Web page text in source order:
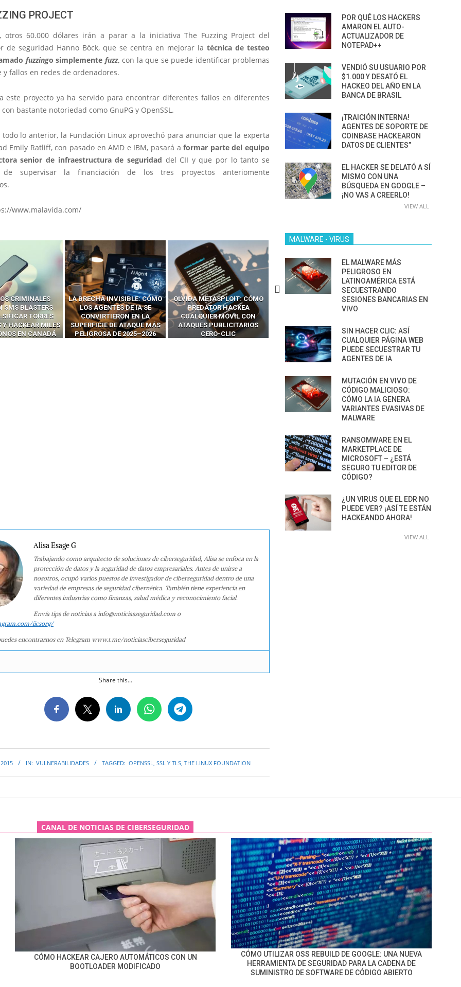
PROJECT
otros 60.000 dólares irán a parar a la iniciativa The Fuzzing Project del
de seguridad Hanno Böck, que se centra en mejorar la técnica de testeo
fuzzingo simplemente fuzz, con la que se puede identificar problemas
y fallos en redes de ordenadores.
este proyecto ya ha servido para encontrar diferentes fallos en diferentes
bastante notoriedad como GnuPG y OpenSSL.
todo lo anterior, la Fundación Linux aprovechó para anunciar que la experta
Emily Ratliff, con pasado en AMD e IBM, pasará aformar parte del equipo
senior de infraestructura de seguridad del CII y que por lo tanto se
de supervisar la financiación de los tres proyectos anteriomente
www.malavida.com/
CRIMINALES
SMS BLASTERS
TORRES
Y HACKEAR MILES
EN CANADÁ
LA BRECHA INVISIBLE: CÓMO
LOS AGENTES DE IA SE
CONVIRTIERON EN LA
SUPERFICIE DE ATAQUE MÁS
PELIGROSA DE 2025–2026
OLVIDA METASPLOIT: CÓMO
PREDATOR HACKEA
CUALQUIER MÓVIL CON
ATAQUES PUBLICITARIOS
CERO-CLIC
CÓMO LOS HACKERS
INTERCEPTAN OTPS Y
‘HACKEAR’ — EL INCREÍBLE
PODER DE LOS SIM BOXES”
13 TÉCNICAS
NAVEGADORES DE IA
AGÉNTICA
Alisa Esage G
Trabajando como arquitecto de soluciones de ciberseguridad, Alisa se enfoca en la
protección de datos y la seguridad de datos empresariales. Antes de unirse a
nosotros, ocupó varios puestos de investigador de ciberseguridad dentro de una
variedad de empresas de seguridad cibernética. También tiene experiencia en
diferentes industrias como finanzas, salud médica y reconocimiento facial.
Envía tips de noticias a info@noticiasseguridad.com o
iicsorg/
encontrarnos en Telegram www.t.me/noticiasciberseguridad
Share this...
IN: VULNERABILIDADES TAGGED: OPENSSL SSL Y TLS THE LINUX FOUNDATION
POR QUÉ LOS HACKERS
AMARON EL AUTO-
ACTUALIZADOR DE
NOTEPAD++
VENDIÓ SU USUARIO POR
$1.000 Y DESATÓ EL
HACKEO DEL AÑO EN LA
BANCA DE BRASIL
¡TRAICIÓN INTERNA!
AGENTES DE SOPORTE DE
COINBASE HACKEARON
DATOS DE CLIENTES”
EL HACKER SE DELATÓ A SÍ
MISMO CON UNA
BÚSQUEDA EN GOOGLE –
¡NO VAS A CREERLO!
VIEW ALL
MALWARE - VIRUS
EL MALWARE MÁS
PELIGROSO EN
LATINOAMÉRICA ESTÁ
SECUESTRANDO
SESIONES BANCARIAS EN
VIVO
SIN HACER CLIC: ASÍ
CUALQUIER PÁGINA WEB
PUEDE SECUESTRAR TU
AGENTES DE IA
MUTACIÓN EN VIVO DE
CÓDIGO MALICIOSO:
CÓMO LA IA GENERA
VARIANTES EVASIVAS DE
MALWARE
RANSOMWARE EN EL
MARKETPLACE DE
MICROSOFT – ¿ESTÁ
SEGURO TU EDITOR DE
CÓDIGO?
¿UN VIRUS QUE EL EDR NO
PUEDE VER? ¡ASÍ TE ESTÁN
HACKEANDO AHORA!
VIEW ALL
CANAL DE NOTICIAS DE CIBERSEGURIDAD
CÓMO HACKEAR CAJERO AUTOMÁTICOS CON UN
BOOTLOADER MODIFICADO
CÓMO UTILIZAR OSS REBUILD DE GOOGLE: UNA NUEVA
HERRAMIENTA DE SEGURIDAD PARA LA CADENA DE
SUMINISTRO DE SOFTWARE DE CÓDIGO ABIERTO